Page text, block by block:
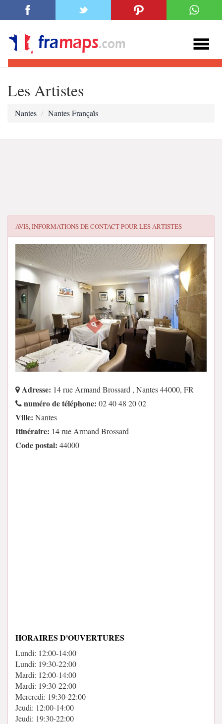
Les Artistes
Nantes Nantes Françai̇s
AVIS, INFORMATIONS DE CONTACT POURLES ARTISTES
Adresse: 14 rue Armand Brossard , Nantes 44000, FR
numéro de téléphone: 02 40 48 20 02
Ville: Nantes
Itinéraire: 14 rue Armand Brossard
Code postal: 44000
HORAIRES D'OUVERTURES
Lundi: 12:00-14:00
Lundi: 19:30-22:00
Mardi: 12:00-14:00
Mardi: 19:30-22:00
Mercredi: 19:30-22:00
Jeudi: 12:00-14:00
Jeudi: 19:30-22:00